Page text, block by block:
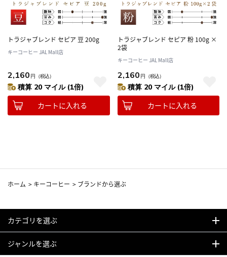
トラジャブレンド セピア 豆 200g
キーコーヒー JAL Mall店
2,160 円 （税込）
積算 20 マイル (1倍)
カートに入れる
トラジャブレンド セピア 粉 100g ×
2袋
キーコーヒー JAL Mall店
2,160 円 （税込）
積算 20 マイル (1倍)
カートに入れる
ホーム > キーコーヒー > ブランドから選ぶ
カテゴリを選ぶ
ジャンルを選ぶ